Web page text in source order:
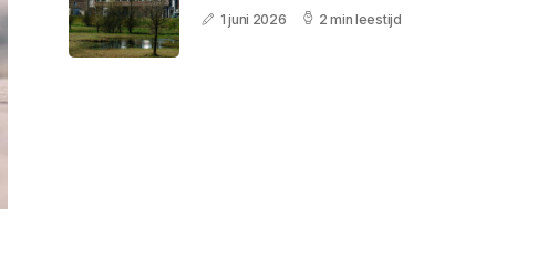
1 juni 2026 2 min leestijd